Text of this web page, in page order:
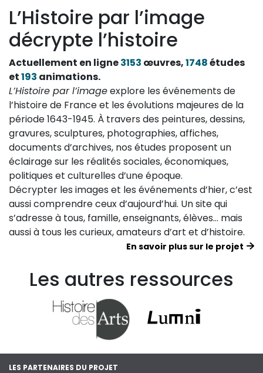
L’Histoire par l’image
décrypte l’histoire
Actuellement en ligne3153 œuvres,1748études
et193 animations.
L’Histoire par l’imageexplore les événements de
l’histoire de France et les évolutions majeures de la
période 1643-1945. À travers des peintures, dessins,
gravures, sculptures, photographies, affiches,
documents d’archives, nos études proposent un
éclairage sur les réalités sociales, économiques,
politiques et culturelles d’une époque.
Décrypter les images et les événements d’hier, c’est
aussi comprendre ceux d’aujourd’hui. Un site qui
s’adresse à tous, famille, enseignants, élèves… mais
aussi à tous les curieux, amateurs d’art et d’histoire.
En savoir plus sur le projet
Les autres ressources
LES PARTENAIRES DU PROJET